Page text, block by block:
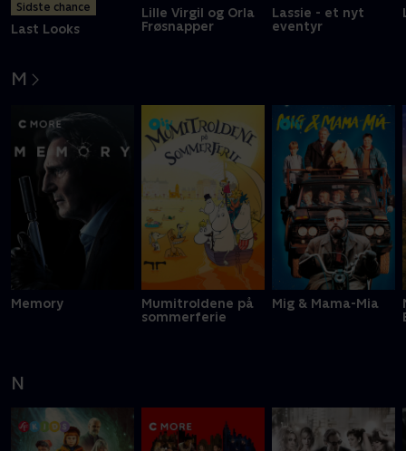
Sidste chance
Last Looks
Lille Virgil og Orla
Frøsnapper
Lassie - et nyt
eventyr
M
Memory
Mumitroldene på
sommerferie
Mig & Mama-Mia
N